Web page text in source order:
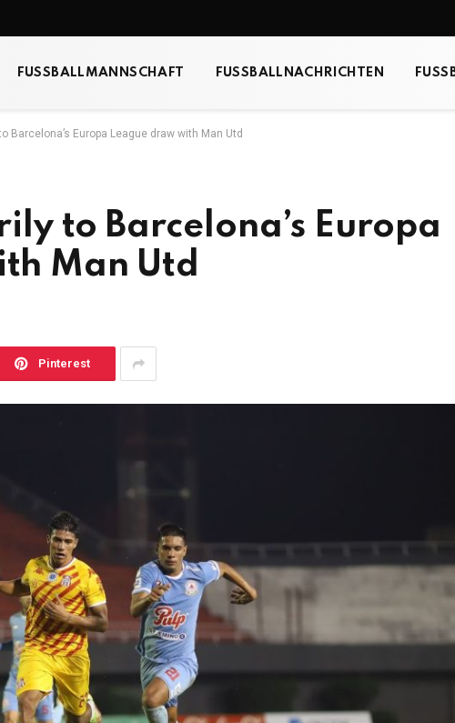
FUSSBALLMANNSCHAFT FUSSBALLNACHRICHTEN
Barcelona’s Europa League draw with Man Utd
to Barcelona’s Europa
Man Utd
Pinterest